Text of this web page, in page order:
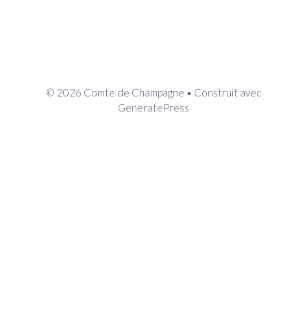
© 2026 Comte de Champagne • Construit avec
GeneratePress